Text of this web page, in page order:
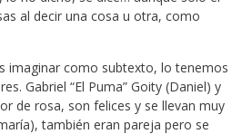
al decir una cosa u otra, como
imaginar como subtexto, lo tenemos
Gabriel “El Puma” Goity (Daniel) y
de rosa, son felices y se llevan muy
también eran pareja pero se